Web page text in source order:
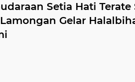
Setia Hati Terate
Gelar